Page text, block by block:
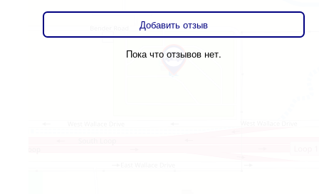
Добавить отзыв
Пока что отзывов нет.